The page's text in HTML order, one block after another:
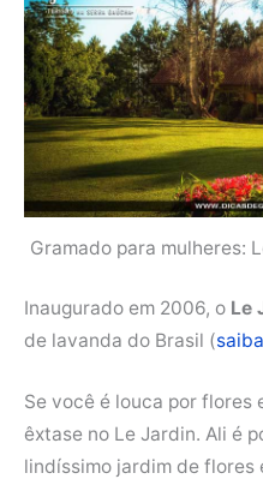
Gramado para mulheres:
Inaugurado em 2006, o Le
de lavanda do Brasil (
Se você é louca por flores
êxtase no Le Jardin. Ali é
lindíssimo jardim de flores